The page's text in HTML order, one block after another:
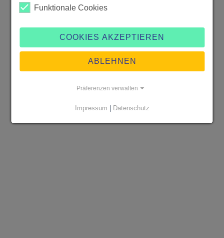
Funktionale Cookies
COOKIES AKZEPTIEREN
ABLEHNEN
Präferenzen verwalten
Impressum | Datenschutz